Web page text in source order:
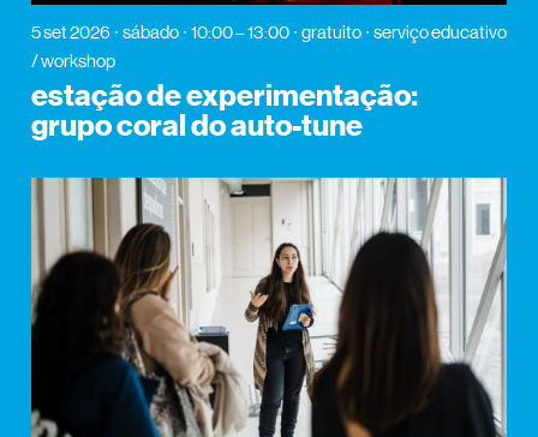
5 set 2026 sábado 10:00 – 13:00 gratuito
serviço educativo
/ workshop
estação de experimentação:
grupo coral do auto-tune